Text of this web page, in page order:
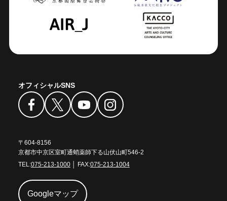
オフィシャルSNS
〒604-8156
京都市中京区室町通蛸薬師下る山伏山町546-2
TEL:075-213-1000│ FAX:075-213-1004
Googleマップ